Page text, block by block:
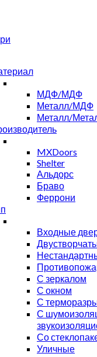
МДФ/МДФ
Металл/МДФ
Металл/
MXDoors
Shelter
Альдорс
Браво
Феррони
Входные
С зеркалом
С окном
С
С
Со
Уличные